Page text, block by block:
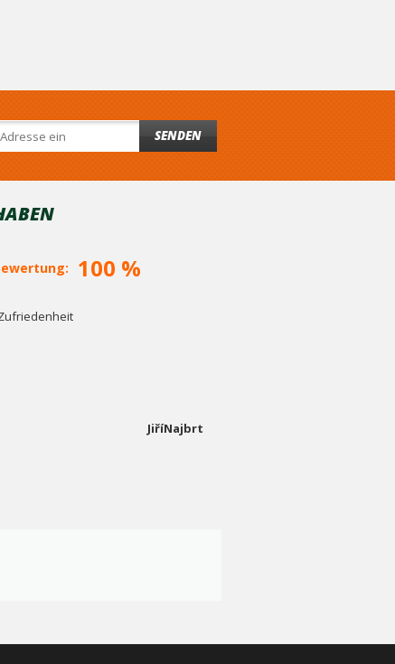
SENDEN
100 %
JiříNajbrt